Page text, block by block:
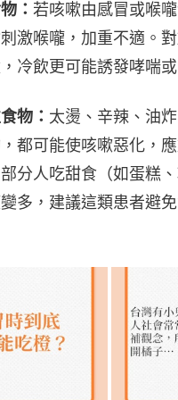
： 若咳嗽由感冒或喉
激喉嚨，加重不適。
冷飲更可能誘發哮喘
物： 太燙、辛辣、油
都可能使咳嗽惡化，
分人吃甜食（如蛋糕
多，建議這類患者避